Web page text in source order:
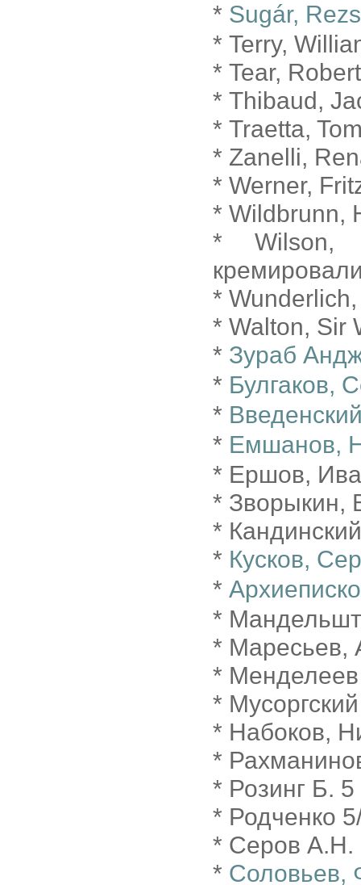
* Sugár,
* Terry,
* Tear,
* Thibaud,
* Traetta,
* Zanelli,
* Werner,
* Wildbrunn,
* Wilson,
*
* Walton, Sir
* Зураб
* Булгаков,
*
* Емшанов,
* Ершов,
* Зворыкин,
*
* Кусков,
*
*
* Маресьев,
*
*
* Набоков,
*
* Розинг Б.
* Родченко
* Серов А.Н.
* Соловьев,